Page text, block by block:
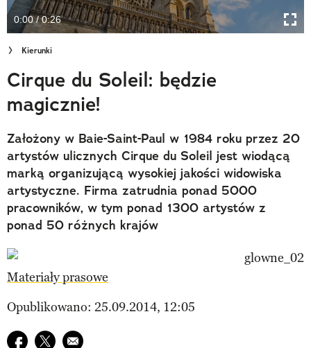
Cuda Polski
Wielki Konkurs Fotograficzny
Trendbook Podróżniczy
Polecane
0:00 / 0:26
Kierunki
Cirque du Soleil: będzie
magicznie!
Założony w Baie-Saint-Paul w 1984 roku przez 20
artystów ulicznych Cirque du Soleil jest wiodącą
marką organizującą wysokiej jakości widowiska
artystyczne. Firma zatrudnia ponad 5000
pracowników, w tym ponad 1300 artystów z
ponad 50 różnych krajów
Materiały prasowe
Opublikowano: 25.09.2014, 12:05
Udostępnij na facebook
Udostępnij na twitter
E-mail do przyjaciela